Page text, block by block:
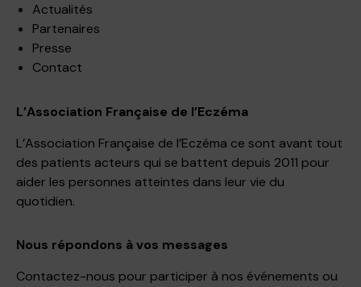
Actualités
Partenaires
Presse
Contact
L’Association Française de l’Eczéma
L’Association Française de l’Eczéma ce sont avant tout
des patients acteurs qui se battent depuis 2011 pour
aider les personnes atteintes dans leur vie du
quotidien.
Nous répondons à vos messages
Contactez-nous pour participer à nos événements ou